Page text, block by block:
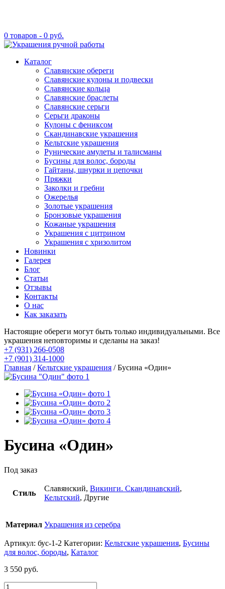
0 товаров - 0 руб.
Каталог
Славянские обереги
Славянские кулоны и подвески
Славянские кольца
Славянские браслеты
Славянские серьги
Серьги драконы
Кулоны с фениксом
Скандинавские украшения
Кельтские украшения
Рунические амулеты и талисманы
Бусины для волос, бороды
Гайтаны, шнурки и цепочки
Пряжки
Заколки и гребни
Ожерелья
Золотые украшения
Бронзовые украшения
Кожаные украшения
Украшения с цитрином
Украшения с хризолитом
Новинки
Галерея
Блог
Статьи
Отзывы
Контакты
О нас
Как заказать
Настоящие обереги могут быть только индивидуальными. Все
украшения неповторимы и сделаны на заказ!
+7 (931) 266-0508
+7 (901) 314-1000
Главная /Кельтские украшения / Бусина «Один»
Бусина «Один»
Под заказ
Стиль
Славянский, Викинги. Скандинавский,
Кельтский, Другие
Материал Украшения из серебра
Артикул: бус-1-2 Категории: Кельтские украшения, Бусины
для волос, бороды, Каталог
3 550 руб.